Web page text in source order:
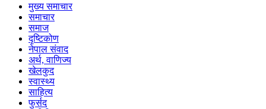
मुख्य समाचार
समाचार
समाज
दृष्टिकोण
नेपाल संवाद
अर्थ, वाणिज्य
खेलकुद
स्वास्थ्य
साहित्य
फुर्सद